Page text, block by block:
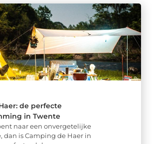
de perfecte
in Twente
naar een onvergetelijke
dan is Camping de Haer in